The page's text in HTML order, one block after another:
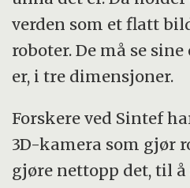
verden som et flatt
roboter. De må se
er, i tre dimensjoner.
Forskere ved Sintef
3D-kamera som gjør
gjøre nettopp det, til